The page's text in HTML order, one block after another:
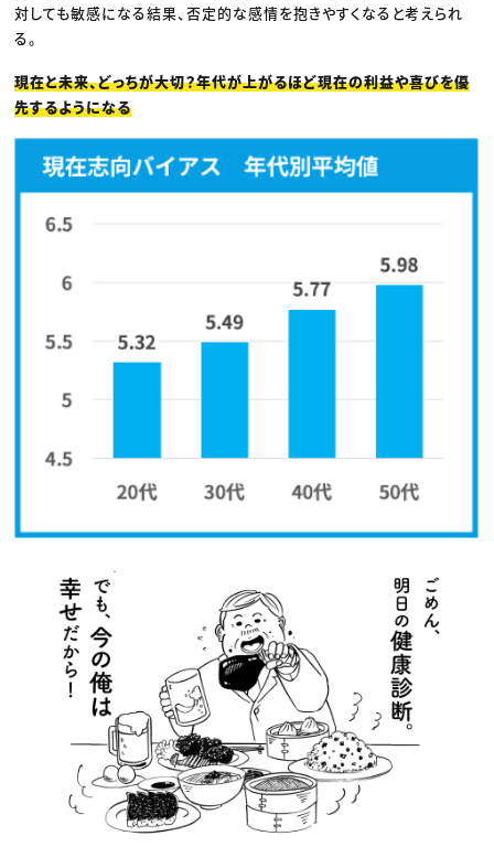
対しても敏感になる結果、否定的な感情を抱きやすくなると考えられ
る。
現在と未来、どっちが大切？年代が上がるほど現在の利益や喜びを優
先するようになる